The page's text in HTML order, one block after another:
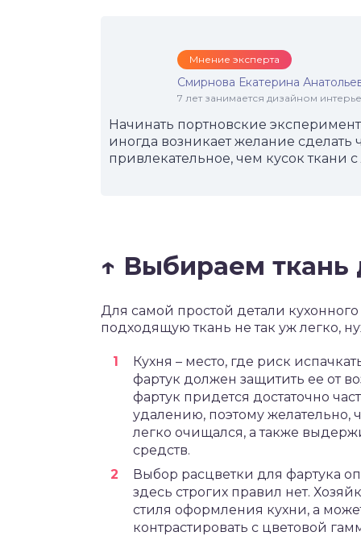
Мнение эксперта
Смирнова Екатерина
7 лет занимается дизайном
Начинать портновские
иногда возникает желание
привлекательное, чем кусок ткани
↑ Выбираем ткань
Для самой простой детали
подходящую ткань не так уж легко,
Кухня – место, где риск
фартук должен защитить ее от
фартук придется достаточно
удалению, поэтому
легко очищался, а также
средств.
Выбор расцветки для фартука
здесь строгих правил нет.
стиля оформления кухни, а
контрастировать с цветовой